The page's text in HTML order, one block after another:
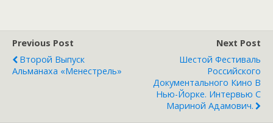
Previous Post
Второй Выпуск
Альманаха «Менестрель»
Next Post
Шестой Фестиваль
Российского
Документального Кино В
Нью-Йорке. Интервью С
Мариной Адамович.